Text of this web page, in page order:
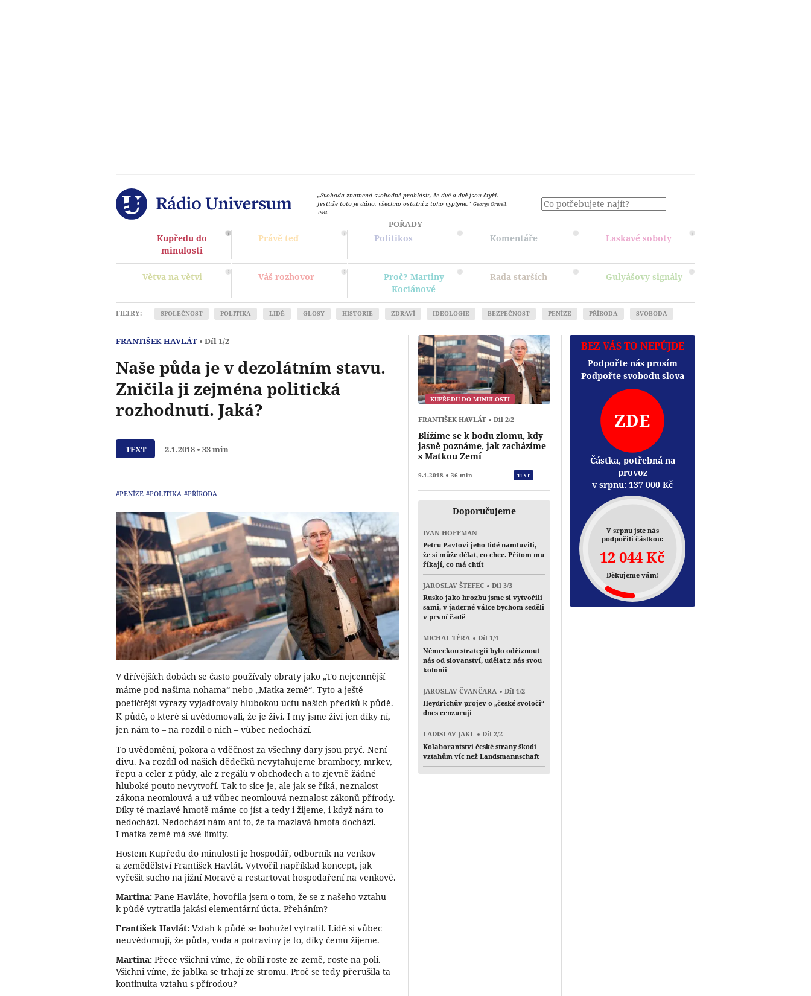
„Svoboda znamená svobodně prohlásit, že dvě a dvě jsou čtyři.
Jestliže toto je dáno, všechno ostatní z toho vyplyne.“ George Orwell,
1984
POŘADY
Kupředu do
minulosti
Právě teď Politikos Komentáře Laskavé soboty
Větva na větvi Váš rozhovor
Proč? Martiny
Kociánové
Rada starších Gulyášovy signály
FILTRY: SPOLEČNOST POLITIKA LIDÉ GLOSY HISTORIE ZDRAVÍ IDEOLOGIE BEZPEČNOST PENÍZE PŘÍRODA SVOBODA
FRANTIŠEK HAVLÁT Díl 1/2
Naše půda je v dezolátním stavu.
Zničila ji zejména politická
rozhodnutí. Jaká?
TEXT 2.1.2018 33 min
#PENÍZE #POLITIKA #PŘÍRODA
V dřívějších dobách se často používaly obraty jako „To nejcennější
máme pod našima nohama“ nebo „Matka země“. Tyto a ještě
poetičtější výrazy vyjadřovaly hlubokou úctu našich předků k půdě.
K půdě, o které si uvědomovali, že je živí. I my jsme živí jen díky ní,
jen nám to – na rozdíl o nich – vůbec nedochází.
To uvědomění, pokora a vděčnost za všechny dary jsou pryč. Není
divu. Na rozdíl od našich dědečků nevytahujeme brambory, mrkev,
řepu a celer z půdy, ale z regálů v obchodech a to zjevně žádné
hluboké pouto nevytvoří. Tak to sice je, ale jak se říká, neznalost
zákona neomlouvá a už vůbec neomlouvá neznalost zákonů přírody.
Díky té mazlavé hmotě máme co jíst a tedy i žijeme, i když nám to
nedochází. Nedochází nám ani to, že ta mazlavá hmota dochází.
I matka země má své limity.
Hostem Kupředu do minulosti je hospodář, odborník na venkov
a zemědělství František Havlát. Vytvořil například koncept, jak
vyřešit sucho na jižní Moravě a restartovat hospodaření na venkově.
Martina: Pane Havláte, hovořila jsem o tom, že se z našeho vztahu
k půdě vytratila jakási elementární úcta. Přeháním?
František Havlát: Vztah k půdě se bohužel vytratil. Lidé si vůbec
neuvědomují, že půda, voda a potraviny je to, díky čemu žijeme.
Martina: Přece všichni víme, že obilí roste ze země, roste na poli.
Všichni víme, že jablka se trhají ze stromu. Proč se tedy přerušila ta
kontinuita vztahu s přírodou?
KUPŘEDU DO MINULOSTI
FRANTIŠEK HAVLÁT Díl 2/2
Blížíme se k bodu zlomu, kdy
jasně poznáme, jak zacházíme
s Matkou Zemí
9.1.2018 36 min TEXT
Doporučujeme
IVAN HOFFMAN
Petru Pavlovi jeho lidé namluvili,
že si může dělat, co chce. Přitom mu
říkají, co má chtít
JAROSLAV ŠTEFEC
Díl 3/3
Rusko jako hrozbu jsme si vytvořili
sami, v jaderné válce bychom seděli
v první řadě
MICHAL TÉRA
Díl 1/4
Německou strategií bylo odříznout
nás od slovanství, udělat z nás svou
kolonii
JAROSLAV ČVANČARA
Díl 1/2
Heydrichův projev o „české svoloči“
dnes cenzurují
LADISLAV JAKL
Díl 2/2
Kolaborantství české strany škodí
vztahům víc než Landsmannschaft
BEZ VÁS TO NEPŮJDE
Podpořte nás prosím
Podpořte svobodu slova
ZDE
Částka, potřebná na
provoz
v srpnu: 137 000 Kč
V srpnu jste nás
podpořili částkou:
12 044 Kč
Děkujeme vám!